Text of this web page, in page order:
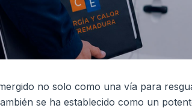
no solo como una vía para
se ha establecido como un